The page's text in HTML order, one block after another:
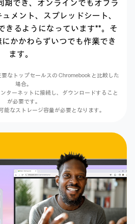
でき、 オンラインでもオフラ
メント、スプレッドシート、
きるようになっています**。そ
にかかわらずいつでも作業でき
ます。
要なトップセールスの Chromebook と比較した
場合。
ターネットに接続し、 ダウンロードすること
が必要です。
能なストレージ容量が必要となります。